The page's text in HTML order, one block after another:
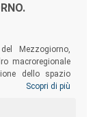
Mezzogiorno,
macroregionale
dello spazio
attraverso le
negli ultimi
Scopri di più